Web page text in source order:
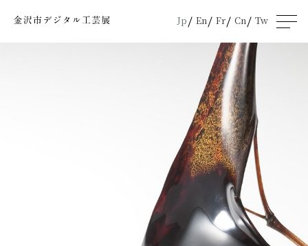
Jp En Fr Cn Tw
men
u